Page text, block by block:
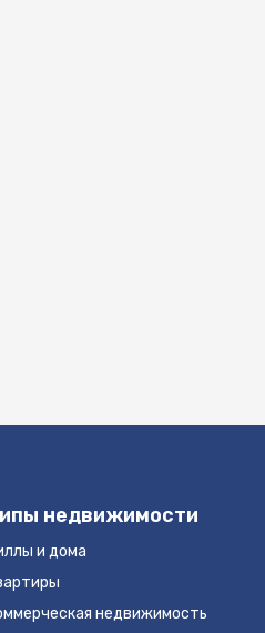
недвижимости
и дома
недвижимость